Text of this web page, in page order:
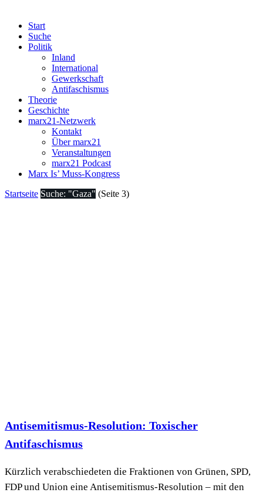
Start
Suche
Politik
Inland
International
Gewerkschaft
Antifaschismus
Theorie
Geschichte
marx21-Netzwerk
Kontakt
Über marx21
Veranstaltungen
marx21 Podcast
Marx Is’ Muss-Kongress
Startseite Suche: "Gaza" (Seite 3)
Antisemitismus-Resolution: Toxischer
Antifaschismus
Kürzlich verabschiedeten die Fraktionen von Grünen, SPD,
FDP und Union eine Antisemitismus-Resolution – mit den